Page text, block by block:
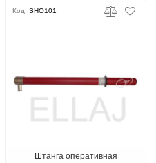
Код: SHO101
Штанга оперативная